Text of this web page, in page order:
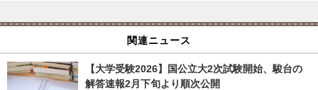
関連ニュース
【大学受験2026】国公立大2次試験開始、駿台の
解答速報2月下旬より順次公開